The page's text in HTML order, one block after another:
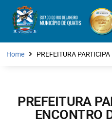
Home PREFEITURA
PREFEITURA
ENCONTRO